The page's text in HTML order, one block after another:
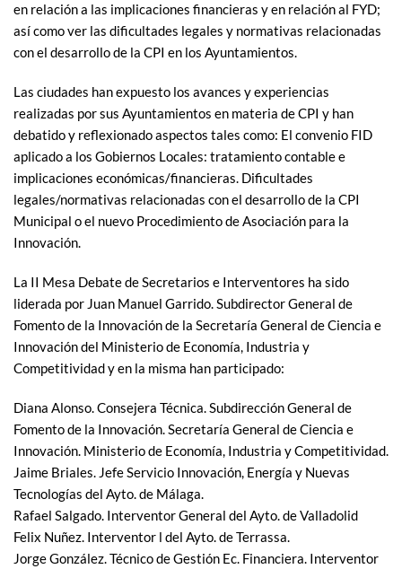
en relación a las implicaciones financieras y en relación al FYD;
así como ver las dificultades legales y normativas relacionadas
con el desarrollo de la CPI en los Ayuntamientos.
Las ciudades han expuesto los avances y experiencias
realizadas por sus Ayuntamientos en materia de CPI y han
debatido y reflexionado aspectos tales como: El convenio FID
aplicado a los Gobiernos Locales: tratamiento contable e
implicaciones económicas/financieras. Dificultades
legales/normativas relacionadas con el desarrollo de la CPI
Municipal o el nuevo Procedimiento de Asociación para la
Innovación.
La II Mesa Debate de Secretarios e Interventores ha sido
liderada por Juan Manuel Garrido. Subdirector General de
Fomento de la Innovación de la Secretaría General de Ciencia e
Innovación del Ministerio de Economía, Industria y
Competitividad y en la misma han participado:
Diana Alonso. Consejera Técnica. Subdirección General de
Fomento de la Innovación. Secretaría General de Ciencia e
Innovación. Ministerio de Economía, Industria y Competitividad.
Jaime Briales. Jefe Servicio Innovación, Energía y Nuevas
Tecnologías del Ayto. de Málaga.
Rafael Salgado. Interventor General del Ayto. de Valladolid
Felix Nuñez. Interventor l del Ayto. de Terrassa.
Jorge González. Técnico de Gestión Ec. Financiera. Interventor